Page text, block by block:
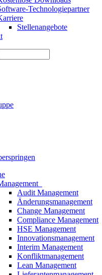
Technologiepartner
Stellenangebote
Audit Management
Änderungsmanagement
Change Management
Compliance Management
HSE Management
Innovationsmanagement
Interim Management
Konfliktmanagement
Lean Management